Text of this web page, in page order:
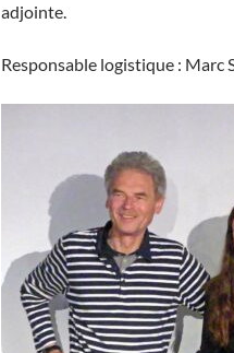
adjointe.
Responsable logistique : Marc